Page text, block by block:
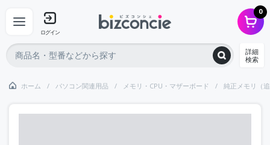
ログイン
0
詳細
検索
ホーム パソコン関連用品 メモリ・CPU・マザーボード 純正メモリ（